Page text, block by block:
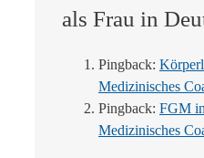
als Frau in
Pingback:
Medizinisches
Pingback: FGM
Medizinisches